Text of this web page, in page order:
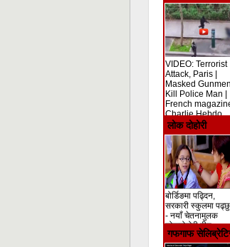
VIDEO: Terrorist
Attack, Paris |
Masked Gunmen
Kill Police Man |
French
Charlie Hebdo
Shooting
लोक दोहोरी
बोर्डिङमा पढ्दिन,
सरकारी स्कुलमा पढ्छु
- नयाँ चेतनामुलक
लोकदोहोरी गीत
गफगाफ